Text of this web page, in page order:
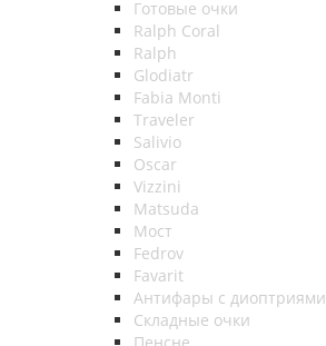
Готовые очки
Ralph Coral
Ralph
Glodiatr
Fabia Monti
Traveler
Salivio
Oscar
Vizzini
Matsuda
Мост
Fedrov
Favarit
Антифары с диоптриями
Складные очки
Пенсне